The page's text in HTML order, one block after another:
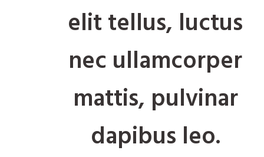
elit tellus, luctus
nec ullamcorper
mattis, pulvinar
dapibus leo.